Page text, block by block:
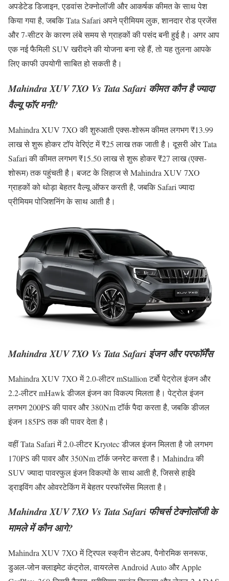
अपडेटेड डिजाइन, एडवांस टेक्नोलॉजी और आकर्षक कीमत के साथ पेश
किया गया है, जबकि Tata Safari अपने प्रीमियम लुक, शानदार रोड प्रजेंस
और 7-सीटर के कारण लंबे समय से ग्राहकों की पसंद बनी हुई है। अगर आप
एक नई फैमिली SUV खरीदने की योजना बना रहे हैं, तो यह तुलना आपके
लिए काफी उपयोगी साबित हो सकती है।
Mahindra XUV 7XO Vs Tata Safari कीमत कौन है ज्यादा
वैल्यू फॉर मनी?
Mahindra XUV 7XO की शुरुआती एक्स-शोरूम कीमत लगभग ₹13.99
लाख से शुरू होकर टॉप वेरिएंट में ₹25 लाख तक जाती है। दूसरी ओर Tata
Safari की कीमत लगभग ₹15.50 लाख से शुरू होकर ₹27 लाख (एक्स-
शोरूम) तक पहुंचती है। बजट के लिहाज से Mahindra XUV 7XO
ग्राहकों को थोड़ा बेहतर वैल्यू ऑफर करती है, जबकि Safari ज्यादा
प्रीमियम पोजिशनिंग के साथ आती है।
Mahindra XUV 7XO Vs Tata Safari इंजन और परफॉर्मेंस
Mahindra XUV 7XO में 2.0-लीटर mStallion टर्बो पेट्रोल इंजन और
2.2-लीटर mHawk डीजल इंजन का विकल्प मिलता है। पेट्रोल इंजन
लगभग 200PS की पावर और 380Nm टॉर्क पैदा करता है, जबकि डीजल
इंजन 185PS तक की पावर देता है।
वहीं Tata Safari में 2.0-लीटर Kryotec डीजल इंजन मिलता है जो लगभग
170PS की पावर और 350Nm टॉर्क जनरेट करता है। Mahindra की
SUV ज्यादा पावरफुल इंजन विकल्पों के साथ आती है, जिससे हाईवे
ड्राइविंग और ओवरटेकिंग में बेहतर परफॉरमेंस मिलता है।
Mahindra XUV 7XO Vs Tata Safari फीचर्स टेक्नोलॉजी के
मामले में कौन आगे?
Mahindra XUV 7XO में ट्रिपल स्क्रीन सेटअप, पैनोरमिक सनरूफ,
डुअल-जोन क्लाइमेट कंट्रोल, वायरलेस Android Auto और Apple